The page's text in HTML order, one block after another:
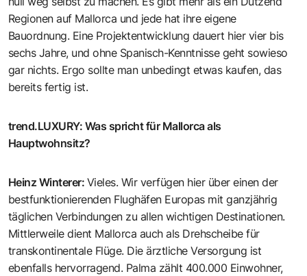
Regionen auf Mallorca und jede hat ihre eigene
Bauordnung. Eine Projektentwicklung dauert hier vier bis
sechs Jahre, und ohne Spanisch-Kenntnisse geht sowieso
gar nichts. Ergo sollte man unbedingt etwas kaufen, das
bereits fertig ist.
trend.LUXURY: Was spricht für Mallorca als
Hauptwohnsitz?
Heinz Winterer: Vieles. Wir verfügen hier über einen der
bestfunktionierenden Flughäfen Europas mit ganzjährig
täglichen Verbindungen zu allen wichtigen Destinationen.
Mittlerweile dient Mallorca auch als Drehscheibe für
transkontinentale Flüge. Die ärztliche Versorgung ist
ebenfalls hervorragend. Palma zählt 400.000 Einwohner,